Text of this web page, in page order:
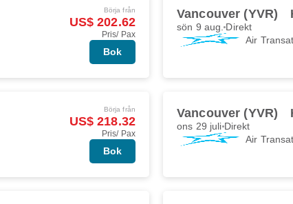
Börja från
US$ 202.62
Pris/ Pax
Bok
Vancouver (YVR)
sön 9 aug. Direkt
Air Transat
Börja från
US$ 218.32
Pris/ Pax
Bok
Vancouver (YVR)
ons 29 juli Direkt
Air Transat